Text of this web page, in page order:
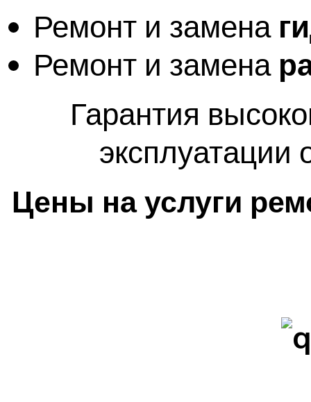
Ремонт и замена
Ремонт и замена
Гарантия
эксплуатации
Цены на услуги